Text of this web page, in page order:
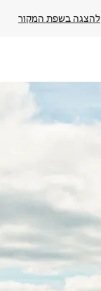
להצגה בשפת המקור